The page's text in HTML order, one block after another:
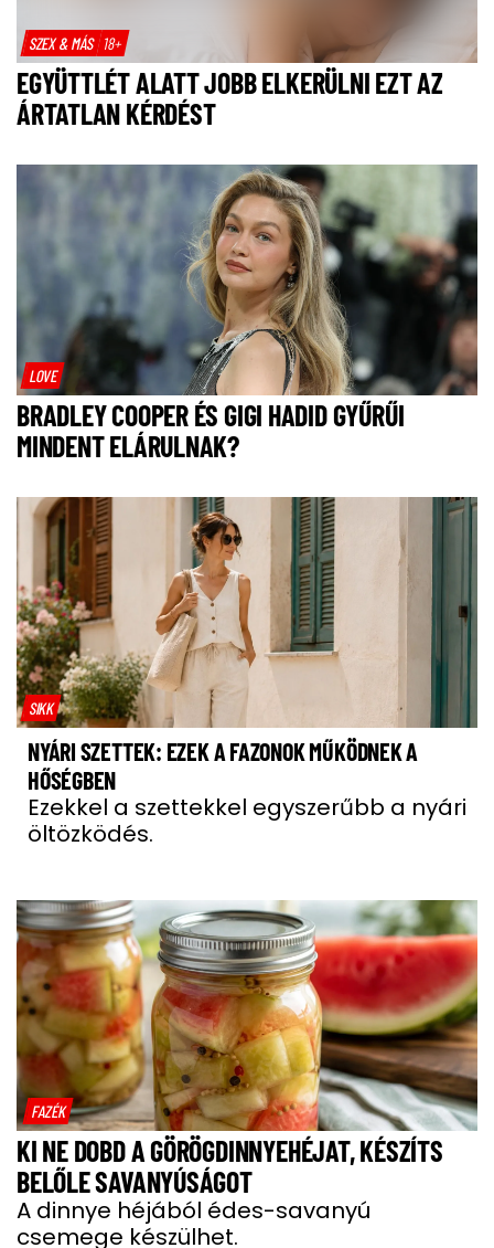
SZEX & MÁS 18+
EGYÜTTLÉT ALATT JOBB ELKERÜLNI EZT AZ
ÁRTATLAN KÉRDÉST
LOVE
BRADLEY COOPER ÉS GIGI HADID GYŰRŰI
MINDENT ELÁRULNAK?
SIKK
NYÁRI SZETTEK: EZEK A FAZONOK MŰKÖDNEK A
HŐSÉGBEN
Ezekkel a szettekkel egyszerűbb a nyári
öltözködés.
FAZÉK
KI NE DOBD A GÖRÖGDINNYEHÉJAT, KÉSZÍTS
BELŐLE SAVANYÚSÁGOT
A dinnye héjából édes-savanyú
csemege készülhet.